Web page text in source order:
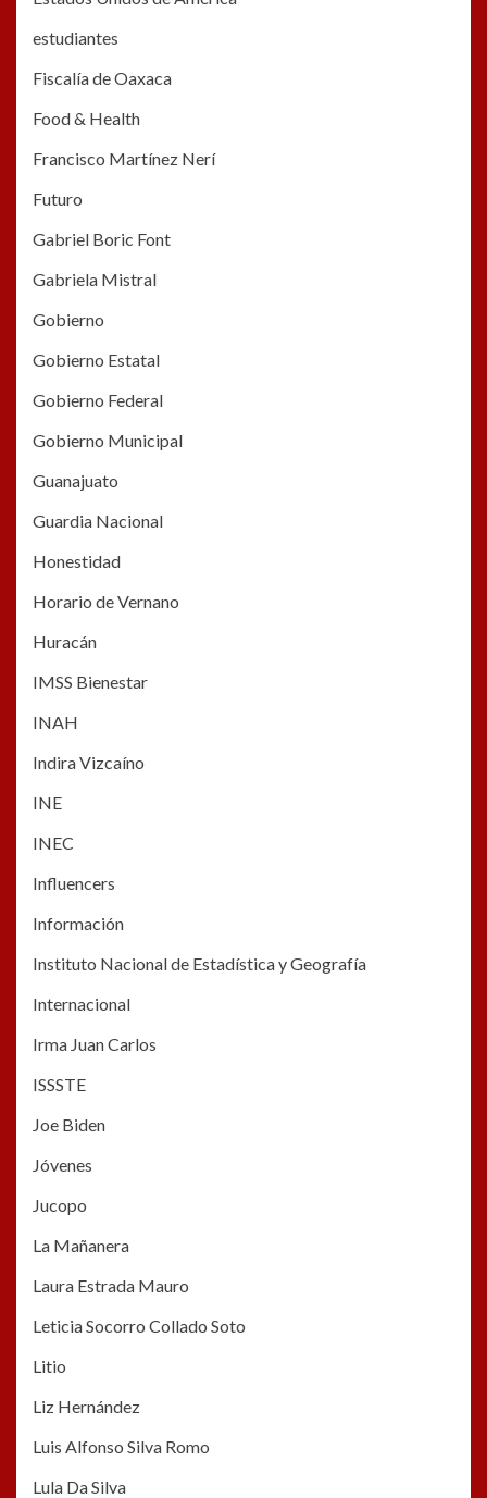
estudiantes
Fiscalía de Oaxaca
Food & Health
Francisco Martínez Nerí
Futuro
Gabriel Boric Font
Gabriela Mistral
Gobierno
Gobierno Estatal
Gobierno Federal
Gobierno Municipal
Guanajuato
Guardia Nacional
Honestidad
Horario de Vernano
Huracán
IMSS Bienestar
INAH
Indira Vizcaíno
INE
INEC
Influencers
Información
Instituto Nacional de Estadística y Geografía
Internacional
Irma Juan Carlos
ISSSTE
Joe Biden
Jóvenes
Jucopo
La Mañanera
Laura Estrada Mauro
Leticia Socorro Collado Soto
Litio
Liz Hernández
Luis Alfonso Silva Romo
Lula Da Silva